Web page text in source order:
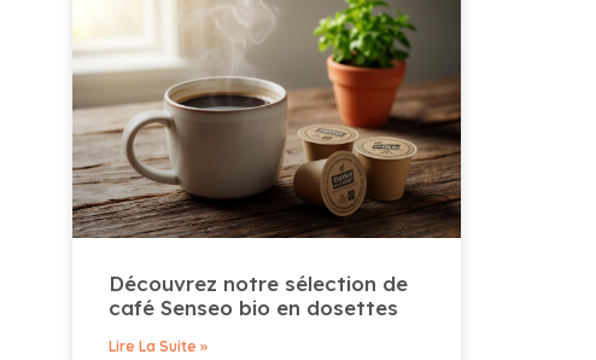
Découvrez notre sélection de
café Senseo bio en dosettes
Lire La Suite »